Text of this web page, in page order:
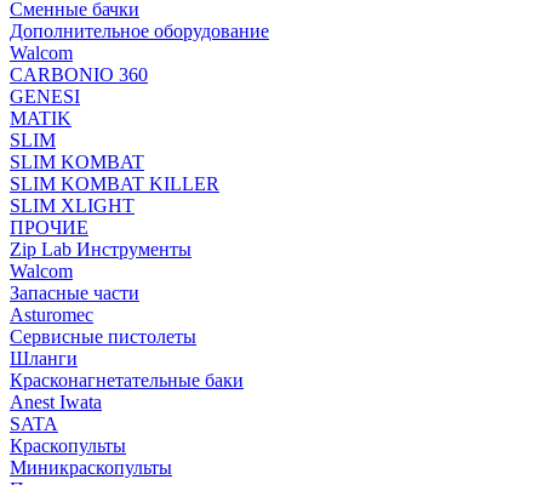
Сменные бачки
Дополнительное оборудование
Walcom
CARBONIO 360
GENESI
MATIK
SLIM
SLIM KOMBAT
SLIM KOMBAT KILLER
SLIM XLIGHT
ПРОЧИЕ
Zip Lab Инструменты
Walсom
Запасные части
Asturomec
Сервисные пистолеты
Шланги
Красконагнетательные баки
Anest Iwata
SATA
Краскопульты
Миникраскопульты